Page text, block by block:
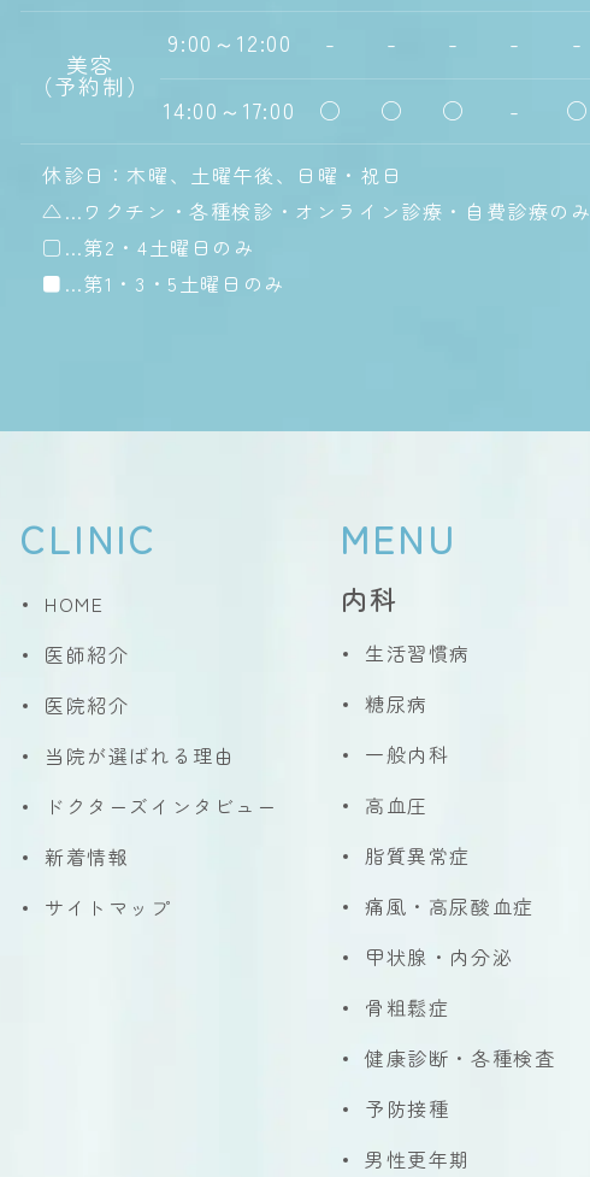
美容
（予約制）
9:00～12:00 - - - - -
14:00～17:00 ○ ○ ○ - ○
休診日：木曜、土曜午後、日曜・祝日
△…ワクチン・各種検診・オンライン診療・自費診療のみ
□…第2・4土曜日のみ
■…第1・3・5土曜日のみ
CLINIC
HOME
医師紹介
医院紹介
当院が選ばれる理由
ドクターズインタビュー
新着情報
サイトマップ
MENU
内科
生活習慣病
糖尿病
一般内科
高血圧
脂質異常症
痛風・高尿酸血症
甲状腺・内分泌
骨粗鬆症
健康診断・各種検査
予防接種
男性更年期